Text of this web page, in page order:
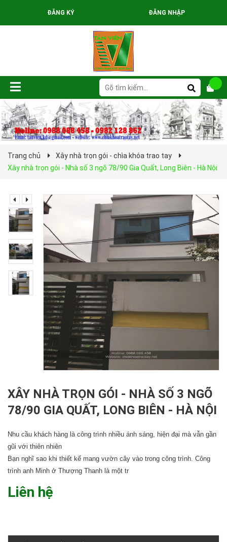
ĐĂNG KÝ ĐĂNG NHẬP
Trang chủ
Xây nhà trọn gói - chìa khóa trao tay
Xây nhà trọn gói - Nhà số 3 ngõ 78/90 Gia Quất, Long Biên - Hà Nội
XÂY NHÀ TRỌN GÓI - NHÀ SỐ 3 NGÕ
78/90 GIA QUẤT, LONG BIÊN - HÀ NỘI
Nhu cầu khách hàng là công trình nhiều ánh sáng, hiện đại mà vẫn gần
gũi với thiên nhiên
Bạn nghĩ sao khi thiết kế mang vườn cây vào trong công trình. Công
trình anh Minh ở Thượng Thanh là một tr
Liên hệ